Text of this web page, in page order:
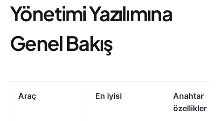
Yönetimi Yazılımına
Genel Bakış
Araç En iyisi
Anahtar
özellikler